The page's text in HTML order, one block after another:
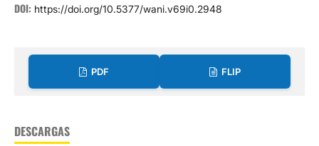
DOI: https://doi.org/10.5377/wani.v69i0.2948
PDF FLIP
DESCARGAS